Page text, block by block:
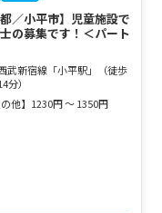
都／小平市】児童施設で
の募集です！＜パート
武新宿線「小平駅」（徒歩
分）
他】1230円 ～ 1350円